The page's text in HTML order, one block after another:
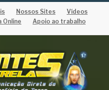
Nossos Sites
Vídeos
Online Apoio ao trabalho